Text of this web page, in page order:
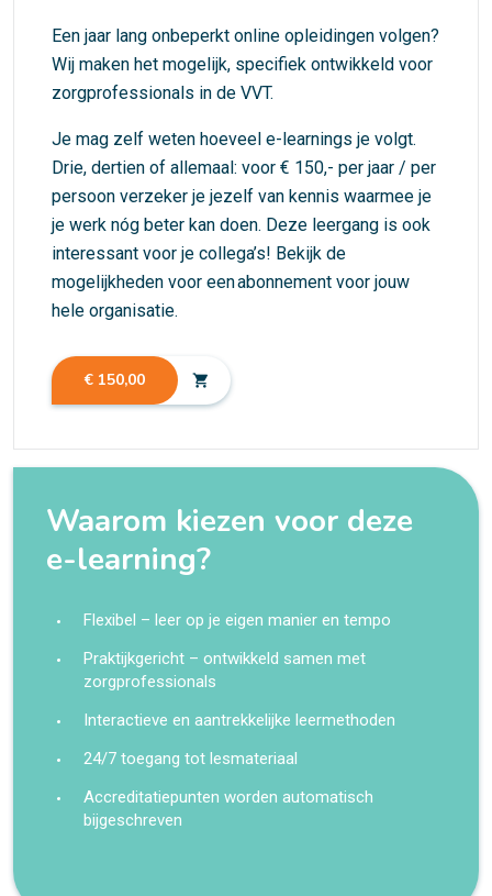
Een jaar lang onbeperkt online opleidingen volgen?
Wij maken het mogelijk, specifiek ontwikkeld voor
zorgprofessionals in de VVT.
Je mag zelf weten hoeveel e-learnings je volgt.
Drie, dertien of allemaal: voor € 150,- per jaar / per
persoon verzeker je jezelf van kennis waarmee je
je werk nóg beter kan doen. Deze leergang is ook
interessant voor je collega’s! Bekijk de
mogelijkheden voor een abonnement voor jouw
hele organisatie.
€ 150,00 shopping_cart
Waarom kiezen voor deze
e-learning?
Flexibel – leer op je eigen manier en tempo
Praktijkgericht – ontwikkeld samen met
zorgprofessionals
Interactieve en aantrekkelijke leermethoden
24/7 toegang tot lesmateriaal
Accreditatiepunten worden automatisch
bijgeschreven